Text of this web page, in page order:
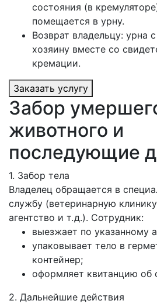
состояния (в
помещается в урну.
Возврат владельцу: урна
хозяину вместе со
кремации.
Заказать услугу
Забор
животного и
последующие
1. Забор тела
Владелец обращается в
службу (ветеринарную
агентство и т. д.). Сотрудник:
выезжает по указанному
упаковывает тело в
контейнер;
оформляет квитанцию об
2. Дальнейшие действия